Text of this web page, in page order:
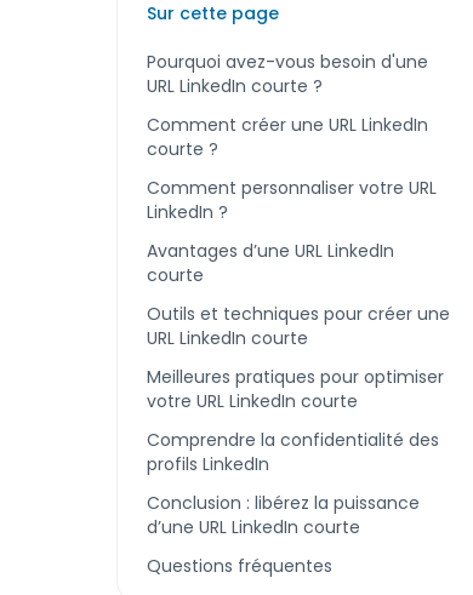
Sur cette page
Pourquoi avez-vous besoin d'une
URL LinkedIn courte ?
Comment créer une URL LinkedIn
courte ?
Comment personnaliser votre URL
LinkedIn ?
Avantages d’une URL LinkedIn
courte
Outils et techniques pour créer une
URL LinkedIn courte
Meilleures pratiques pour optimiser
votre URL LinkedIn courte
Comprendre la confidentialité des
profils LinkedIn
Conclusion : libérez la puissance
d’une URL LinkedIn courte
Questions fréquentes